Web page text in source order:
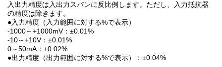
入出力精度は入出力スパンに反比例します。ただし、入力抵抗器
の精度は除きます。
●入力精度（入力範囲に対する%で表示）
-1000～+1000mV：±0.01%
-10～+10V：±0.01%
0～50mA：±0.02%
●出力精度（出力範囲に対する%で表示）：±0.04%